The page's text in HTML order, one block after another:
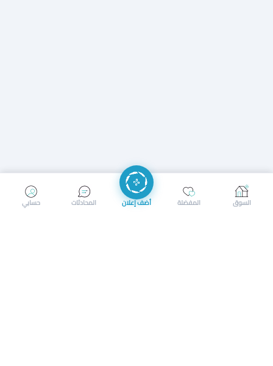
إرسال رسالة إجراء مكالمة
حسابي المحادثات أضف إعلان المفضلة السوق